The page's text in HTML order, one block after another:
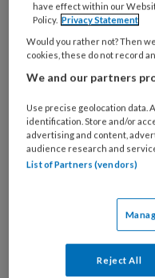
Wil je
Maak gratis
Al een account
mailadres?
have effect within our
Policy. Privacy Statement
Would you rather not? Then
cookies, these do not record
We and our partners
Use precise geolocation
identification. Store and/or
advertising and content,
audience research and
List of Partners (vendors)
Reject All